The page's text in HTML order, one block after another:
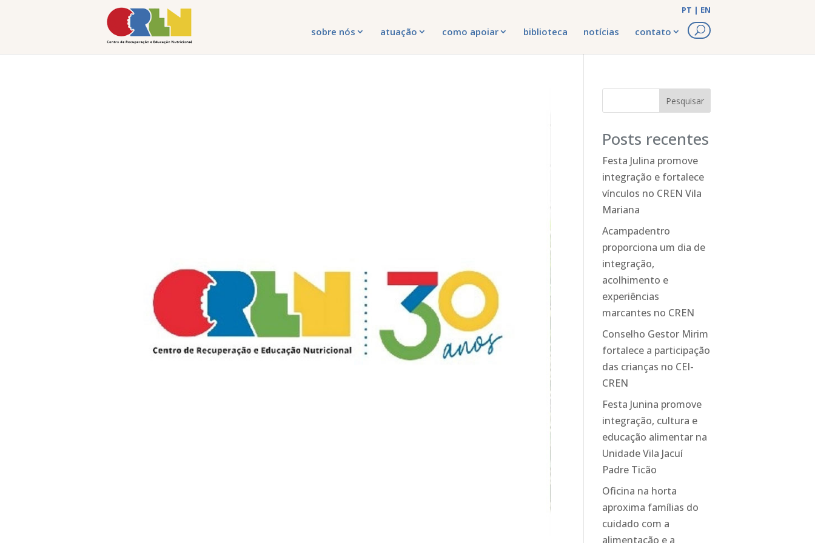
PT | EN
sobre nós atuação como apoiar biblioteca notícias contato
Pesquisar
Posts recentes
Festa Julina promove
integração e fortalece
vínculos no CREN Vila
Mariana
Acampadentro
proporciona um dia de
integração,
acolhimento e
experiências
marcantes no CREN
Conselho Gestor Mirim
fortalece a participação
das crianças no CEI-
CREN
Festa Junina promove
integração, cultura e
educação alimentar na
Unidade Vila Jacuí
Padre Ticão
Oficina na horta
aproxima famílias do
cuidado com a
alimentação e a